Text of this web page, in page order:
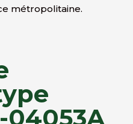
métropolitaine.
04053A